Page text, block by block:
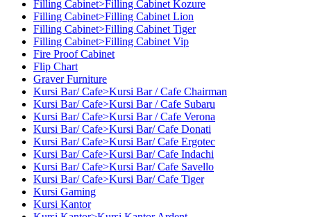
Filling Cabinet>Filling Cabinet Kozure
Filling Cabinet>Filling Cabinet Lion
Filling Cabinet>Filling Cabinet Tiger
Filling Cabinet>Filling Cabinet Vip
Fire Proof Cabinet
Flip Chart
Graver Furniture
Kursi Bar/ Cafe>Kursi Bar / Cafe Chairman
Kursi Bar/ Cafe>Kursi Bar / Cafe Subaru
Kursi Bar/ Cafe>Kursi Bar / Cafe Verona
Kursi Bar/ Cafe>Kursi Bar/ Cafe Donati
Kursi Bar/ Cafe>Kursi Bar/ Cafe Ergotec
Kursi Bar/ Cafe>Kursi Bar/ Cafe Indachi
Kursi Bar/ Cafe>Kursi Bar/ Cafe Savello
Kursi Bar/ Cafe>Kursi Bar/ Cafe Tiger
Kursi Gaming
Kursi Kantor